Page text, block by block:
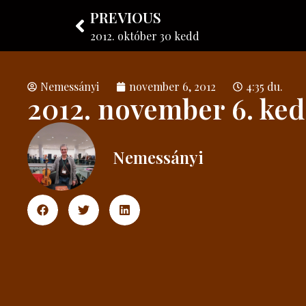
Nemessányi László
Hangszerkészítő
PREVIOUS
2012. október 30 kedd
Nemessányi november 6, 2012 4:35 du.
2012. november 6.
Nemessányi